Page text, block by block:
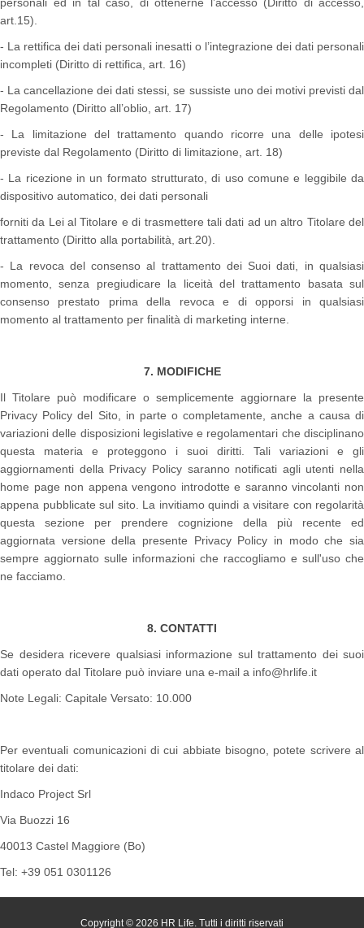
art.15).
- La rettifica dei dati personali inesatti o l’integrazione dei dati personali
incompleti (Diritto di rettifica, art. 16)
- La cancellazione dei dati stessi, se sussiste uno dei motivi previsti dal
Regolamento (Diritto all’oblio, art. 17)
- La limitazione del trattamento quando ricorre una delle ipotesi
previste dal Regolamento (Diritto di limitazione, art. 18)
- La ricezione in un formato strutturato, di uso comune e leggibile da
dispositivo automatico, dei dati personali
forniti da Lei al Titolare e di trasmettere tali dati ad un altro Titolare del
trattamento (Diritto alla portabilità, art.20).
- La revoca del consenso al trattamento dei Suoi dati, in qualsiasi
momento, senza pregiudicare la liceità del trattamento basata sul
consenso prestato prima della revoca e di opporsi in qualsiasi
momento al trattamento per finalità di marketing interne.
7. MODIFICHE
Il Titolare può modificare o semplicemente aggiornare la presente
Privacy Policy del Sito, in parte o completamente, anche a causa di
variazioni delle disposizioni legislative e regolamentari che disciplinano
questa materia e proteggono i suoi diritti. Tali variazioni e gli
aggiornamenti della Privacy Policy saranno notificati agli utenti nella
home page non appena vengono introdotte e saranno vincolanti non
appena pubblicate sul sito. La invitiamo quindi a visitare con regolarità
questa sezione per prendere cognizione della più recente ed
aggiornata versione della presente Privacy Policy in modo che sia
sempre aggiornato sulle informazioni che raccogliamo e sull'uso che
ne facciamo.
8. CONTATTI
Se desidera ricevere qualsiasi informazione sul trattamento dei suoi
dati operato dal Titolare può inviare una e-mail a info@hrlife.it
Note Legali: Capitale Versato: 10.000
Per eventuali comunicazioni di cui abbiate bisogno, potete scrivere al
titolare dei dati:
Indaco Project Srl
Via Buozzi 16
40013 Castel Maggiore (Bo)
Tel: +39 051 0301126
Copyright © 2026 HR Life. Tutti i diritti riservati